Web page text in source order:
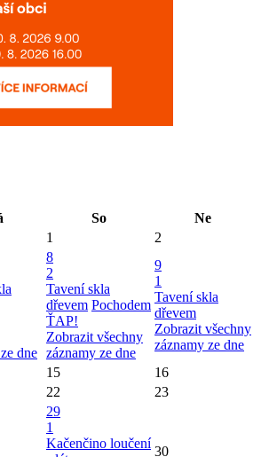
So
Ne
1 2
dne
8
2
Tavení skla
dřevem Pochodem
ŤAP!
Zobrazit všechny
záznamy ze dne
9
1
Tavení skla
dřevem
Zobrazit všechny
záznamy ze dne
15
16
22 23
29
1
Kačenčino loučení
30